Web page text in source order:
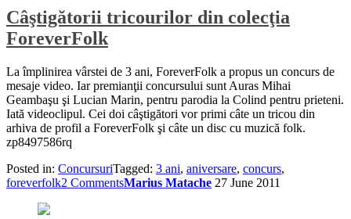
Câştigătorii tricourilor din colecţia
ForeverFolk
La împlinirea vârstei de 3 ani, ForeverFolk a propus un concurs de
mesaje video. Iar premianţii concursului sunt Auras Mihai
Geambaşu şi Lucian Marin, pentru parodia la Colind pentru prieteni.
Iată videoclipul. Cei doi câştigători vor primi câte un tricou din
arhiva de profil a ForeverFolk şi câte un disc cu muzică folk.
zp8497586rq
Posted in: ConcursuriTagged: 3 ani, aniversare, concurs,
foreverfolk2 CommentsMarius Matache 27 June 2011